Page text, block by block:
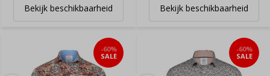
Bekijk beschikbaarheid Bekijk beschikbaarheid
-60%
SALE
-60%
SALE